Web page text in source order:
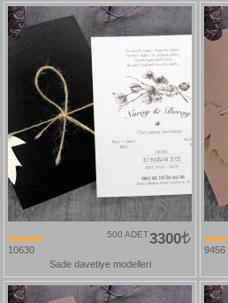
10630
3300
500 ADET
Sade davetiye modelleri
9456